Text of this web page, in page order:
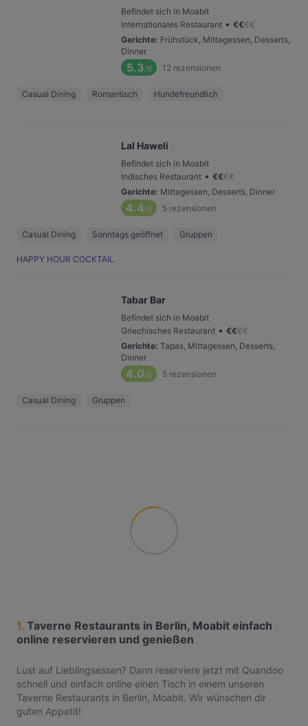
Befindet sich in Moabit
Internationales Restaurant • €€€€
Gerichte: Frühstück, Mittagessen, Desserts,
Dinner
5.3/6 12 rezensionen
Casual Dining Romantisch Hundefreundlich
Lal Haweli
Befindet sich in Moabit
Indisches Restaurant • €€€€
Gerichte: Mittagessen, Desserts, Dinner
4.4/6 5 rezensionen
Casual Dining Sonntags geöffnet Gruppen
HAPPY HOUR COCKTAIL
Tabar Bar
Befindet sich in Moabit
Griechisches Restaurant • €€€€
Gerichte: Tapas, Mittagessen, Desserts,
Dinner
4.0/6 5 rezensionen
Casual Dining Gruppen
1. Taverne Restaurants in Berlin, Moabit einfach
online reservieren und genießen
Lust auf Lieblingsessen? Dann reserviere jetzt mit Quandoo
schnell und einfach online einen Tisch in einem unseren
Taverne Restaurants in Berlin, Moabit. Wir wünschen dir
guten Appetit!